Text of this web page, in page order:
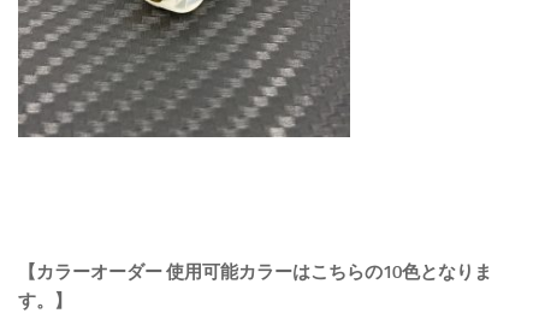
【カラーオーダー 使用可能カラーはこちらの10色となりま
す。】